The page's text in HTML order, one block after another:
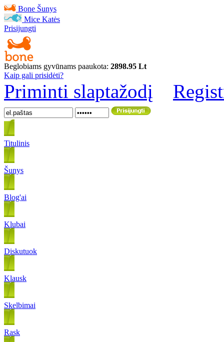
Bone Šunys
Mice Katės
Prisijungti
Beglobiams gyvūnams paaukota: 2898.95 Lt
Kaip gali prisidėti?
Priminti slaptažodį
Titulinis
Šunys
Blog'ai
Klubai
Diskutuok
Klausk
Skelbimai
Rask